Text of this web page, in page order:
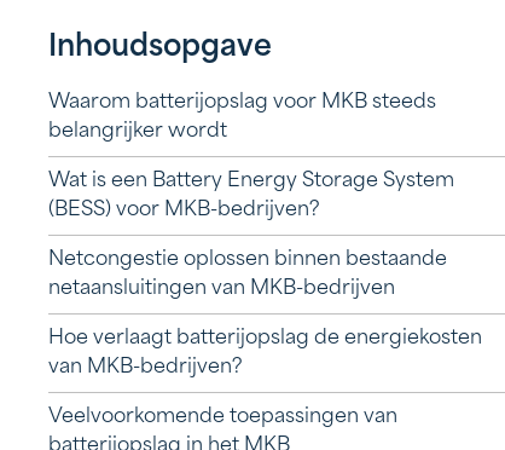
Inhoudsopgave
Waarom batterijopslag voor MKB steeds
belangrijker wordt
Wat is een Battery Energy Storage System
(BESS) voor MKB-bedrijven?
Netcongestie oplossen binnen bestaande
netaansluitingen van MKB-bedrijven
Hoe verlaagt batterijopslag de energiekosten
van MKB-bedrijven?
Veelvoorkomende toepassingen van